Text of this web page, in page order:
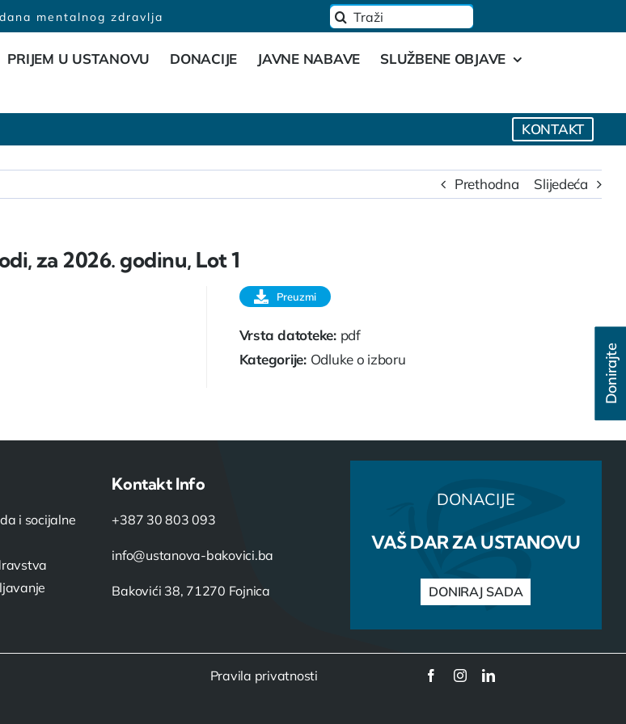
mentalnog zdravlja Traži...
PRIJEM U USTANOVU DONACIJE JAVNE NABAVE
SLUŽBENE OBJAVE
KONTAKT
Prethodna Slijedeća
za 2026. godinu, Lot 1
Preuzmi
Vrsta datoteke: pdf
Kategorije: Odluke o izboru
i socijalne
Kontakt Info
+387 30 803 093
info@ustanova-bakovici.ba
Bakovići 38, 71270 Fojnica
DONACIJE
VAŠ DAR ZA USTANOVU
DONIRAJ SADA
Pravila privatnosti
Donirajte